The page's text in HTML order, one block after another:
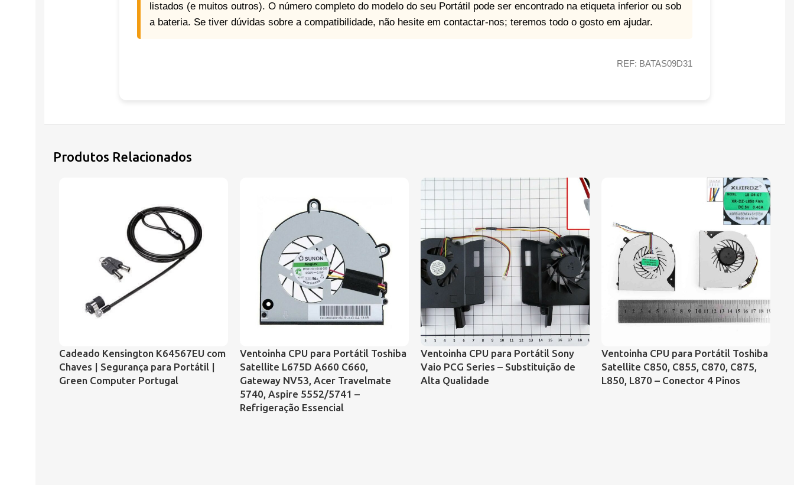
listados (e muitos outros). O número completo do modelo do seu Portátil pode ser encontrado na etiqueta inferior ou sob
a bateria. Se tiver dúvidas sobre a compatibilidade, não hesite em contactar-nos; teremos todo o gosto em ajudar.
REF: BATAS09D31
Produtos Relacionados
Cadeado Kensington K64567EU com
Chaves | Segurança para Portátil |
Green Computer Portugal
Ventoinha CPU para Portátil Toshiba
Satellite L675D A660 C660,
Gateway NV53, Acer Travelmate
5740, Aspire 5552/5741 –
Refrigeração Essencial
Ventoinha CPU para Portátil Sony
Vaio PCG Series – Substituição de
Alta Qualidade
Ventoinha CPU para Portátil Toshiba
Satellite C850, C855, C870, C875,
L850, L870 – Conector 4 Pinos